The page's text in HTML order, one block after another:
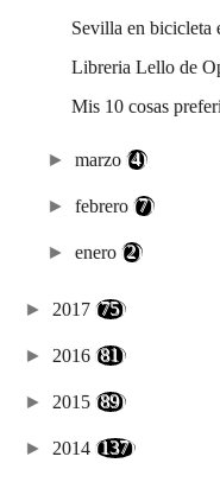
Sevilla en bicicleta
Libreria Lello de
Mis 10 cosas
►marzo(4)
►febrero(7)
►enero(2)
► 2017 (75)
► 2016 (81)
► 2015 (89)
► 2014 (137)